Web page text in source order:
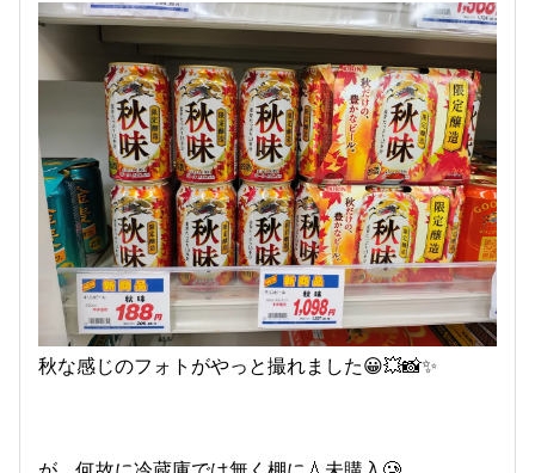
秋な感じのフォトがやっと撮れました😀💥📸✨